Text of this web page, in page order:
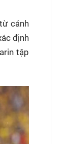
cánh
định
tập